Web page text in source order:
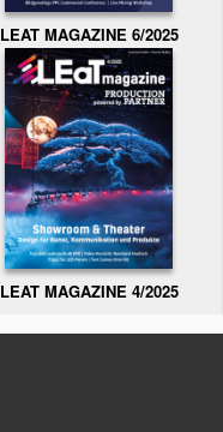
LEAT MAGAZINE 6/2025
LEAT MAGAZINE 4/2025